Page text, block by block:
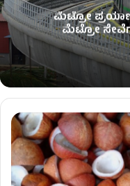
ಮೆಟ್ರೋ
ಮೆಟ್ರೋ